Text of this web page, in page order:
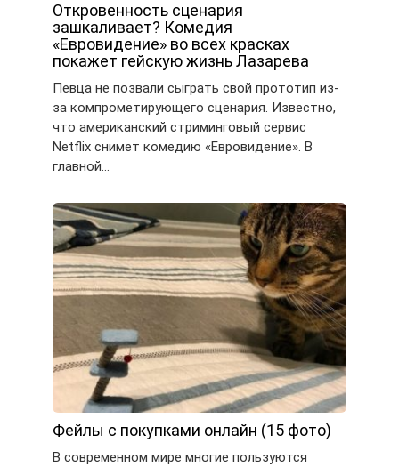
Откровенность сценария
зашкаливает? Комедия
«Евровидение» во всех красках
покажет гейскую жизнь Лазарева
Певца не позвали сыграть свой прототип из-
за компрометирующего сценария. Известно,
что американский стриминговый сервис
Netflix снимет комедию «Евровидение». В
главной…
Фейлы с покупками онлайн (15 фото)
В современном мире многие пользуются